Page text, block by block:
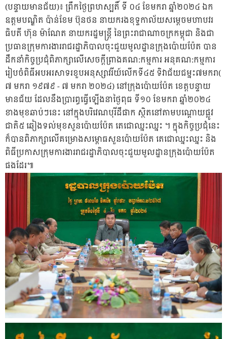
(បន្ទាយមានជ័យ)៖​ ព្រឹកថ្ងៃព្រហស្បតិ៍​ ទី ០៤ ខែមករា ឆ្នាំ២០២៤ ឯក
ឧត្តមបណ្ឌិត​ ប៉ាន់ខែម ប៊ុនថន នាយករងខុទ្ទកាល័យសម្តេចមហាបវរ
ធិបតី ហ៊ុន​ ម៉ាណែត​ នាយករដ្ឋមន្ត្រី​ នៃព្រះរាជាណាចក្រកម្ពុជា​ និងជា
ប្រធានក្រុមការងាររាជរដ្ឋាភិបាលចុះជួយមូលដ្ឋានក្រុងប៉ោយប៉ែត បាន
ដឹកនាំកិច្ចប្រជុំពិភាក្សាលេីសេចក្តីព្រាងគណ:កម្មការ អនុគណ:កម្មការ
រៀបចំពិធីអបអរសាទរខួបអនុស្សាវរីយ៍លេីកទី៤៥​ ទិវាជ័យជម្នះ៧មករា​(
៧​ មករា​ ១៩៧៩​ -​ ៧​ មករា​ ២០២៤) នៅក្រុងប៉ោយប៉ែត​ ខេត្តបន្ទាយ
មានជ័យ​ ដែលនឹងប្រារព្ធធ្វេីឡេីងនាថ្ងៃពុធ​ ទី១០​ ខែមករា​ ឆ្នាំ២០២៤​
ខាងមុខឆាប់ៗនេះ​ នៅក្នុងបរិវេណបុរីដឹផាក​ ស្ថិតនៅតាមបណ្តោយផ្លូវ
ជាតិ៥​ ឆៀងទល់មុខសួនប៉ោយប៉ែត​ តេជោឈ្នះឈ្នះ​ ។ ក្នុងកិច្ចប្រជុំនេះ​
ក៏បានពិភាក្សាលេីគម្រោងសម្ពោធសួនប៉ោយប៉ែត​ តេជោឈ្នះឈ្នះ​ និង
ពិធីប្រកាសក្រុមការងាររាជរដ្ឋាភិបាលចុះជួយមូលដ្ឋានក្រុងប៉ោយប៉ែត
ផងដែរ៕